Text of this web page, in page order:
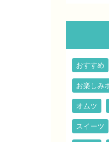
おすすめ
お楽しみ
オムツ
スイーツ